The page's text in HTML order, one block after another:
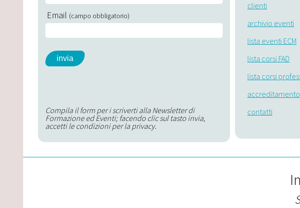
Email (campo obbligatorio)
Compila il form per i scriverti alla Newsletter di
Formazione ed Eventi; facendo clic sul tasto invia,
accetti le condizioni per la privacy.
clienti
archivio eventi
lista eventi ECM
lista corsi FAD
lista corsi
accreditamento
contatti